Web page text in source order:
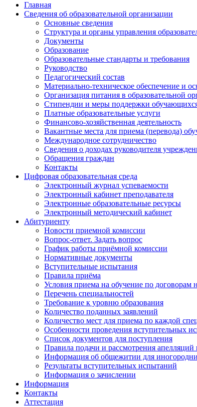
Главная
Сведения об образовательной организации
Основные сведения
Структура и органы управления
Документы
Образование
Образовательные стандарты и требования
Руководство
Педагогический состав
Материально-техническое обеспечение и
Организация питания в образовательной
Стипендии и меры поддержки
Платные образовательные услуги
Финансово-хозяйственная деятельность
Вакантные места для приема (перевода)
Международное сотрудничество
Сведения о доходах руководителя
Обращения граждан
Контакты
Цифровая образовательная среда
Электронный журнал успеваемости
Электронный кабинет преподавателя
Электронные образовательные ресурсы
Электронный методический кабинет
Абитуриенту
Новости приемной комиссии
Вопрос-ответ. Задать вопрос
График работы приёмной комиссии
Нормативные документы
Вступительные испытания
Правила приёма
Условия приема на обучение по договорам
Перечень специальностей
Требование к уровню образования
Количество поданных заявлений
Количество мест для приема по каждой
Особенности проведения вступительных
Список документов для поступления
Правила подачи и рассмотрения
Информация об общежитии для
Результаты вступительных испытаний
Информация о зачислении
Информация
Контакты
Аттестация